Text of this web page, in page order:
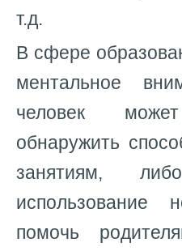
т.д.
В сфере
ментальное
человек
обнаружить
занятиям,
использование
помочь